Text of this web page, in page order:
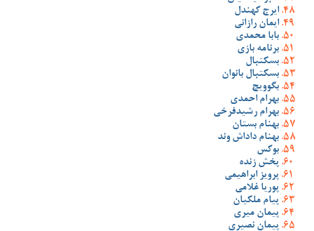
ایرج کهندل
ایمان رازانی
بابا محمدی
برنامه بازی
بسکتبال
بسکتبال بانوان
بگوویچ
بهرام احمدی
بهرام رشیدفرخی
بهنام بستان
بهنام داداش وند
بوکس
پخش زنده
پرویز ابراهیمی
پوریا غلامی
پیام ملکیان
پیمان میری
پیمان نصیری